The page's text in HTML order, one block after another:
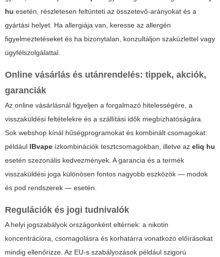
hu esetén, részletesen feltünteti az összetevő-arányokat és a
gyártási helyet. Ha allergiája van, keresse az allergén
figyelmeztetéseket és ha bizonytalan, konzultáljon szaküzlettel vagy
ügyfélszolgálattal.
Online vásárlás és utánrendelés: tippek, akciók,
garanciák
Az online vásárlásnál figyeljen a forgalmazó hitelességére, a
visszaküldési feltételekre és a szállítási idők megbízhatóságára.
Sok webshop kínál hűségprogramokat és kombinált csomagokat:
például IBvape ízkombinációk tesztcsomagokban, illetve az eliq hu
esetén szezonális kedvezmények. A garancia és a termék
visszaküldési joga különösen fontos nagyobb eszközök — modok
és pod rendszerek — esetén.
Regulációk és jogi tudnivalók
A helyi jogszabályok országonként eltérnek: a nikotin
koncentrációra, csomagolásra és korhatárra vonatkozó előírásokat
mindig ellenőrizze. Az EU-s szabályozások például szigorú